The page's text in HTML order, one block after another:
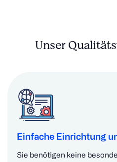
Unser
Einfache Einrichtung
Sie benötigen keine